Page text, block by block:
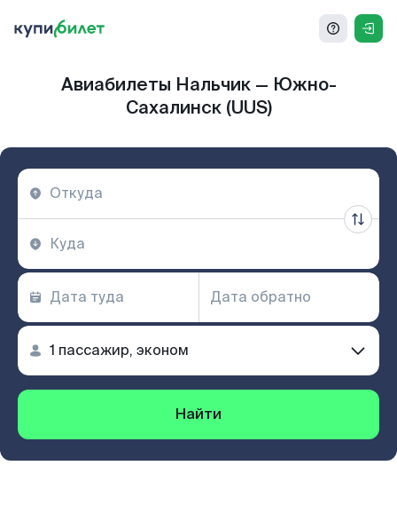
Авиабилеты Нальчик — Южно-
Сахалинск (UUS)
Найти